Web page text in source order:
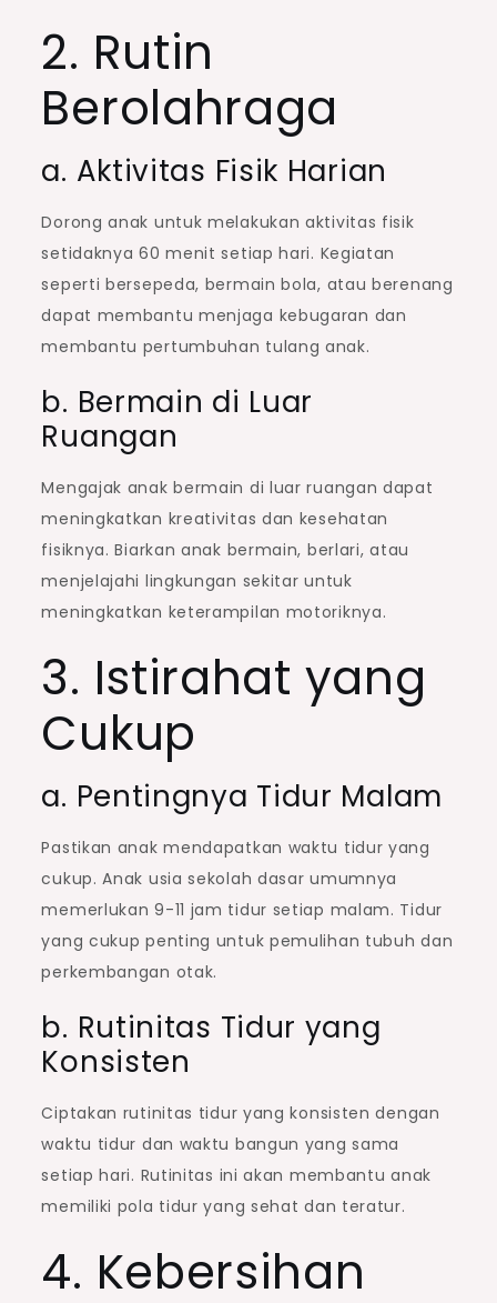
2. Rutin
Berolahraga
a. Aktivitas Fisik Harian
Dorong anak untuk melakukan aktivitas fisik
setidaknya 60 menit setiap hari. Kegiatan
seperti bersepeda, bermain bola, atau berenang
dapat membantu menjaga kebugaran dan
membantu pertumbuhan tulang anak.
b. Bermain di Luar
Ruangan
Mengajak anak bermain di luar ruangan dapat
meningkatkan kreativitas dan kesehatan
fisiknya. Biarkan anak bermain, berlari, atau
menjelajahi lingkungan sekitar untuk
meningkatkan keterampilan motoriknya.
3. Istirahat yang
Cukup
a. Pentingnya Tidur Malam
Pastikan anak mendapatkan waktu tidur yang
cukup. Anak usia sekolah dasar umumnya
memerlukan 9-11 jam tidur setiap malam. Tidur
yang cukup penting untuk pemulihan tubuh dan
perkembangan otak.
b. Rutinitas Tidur yang
Konsisten
Ciptakan rutinitas tidur yang konsisten dengan
waktu tidur dan waktu bangun yang sama
setiap hari. Rutinitas ini akan membantu anak
memiliki pola tidur yang sehat dan teratur.
4. Kebersihan